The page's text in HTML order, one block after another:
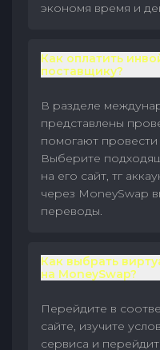
экономя время и
Как оплатить
поставщику?
В разделе
представлены
помогают
Выберите
на его сайт, тг
через MoneySwap
переводы.
Как выбрать
на MoneySwap?
Перейдите в
сайте, изучите
сервиса и